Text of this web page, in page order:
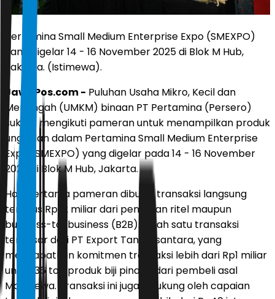
Pertamina Small Medium Enterprise Expo (SMEXPO)
yang digelar 14 - 16 November 2025 di Blok M Hub,
Jakarta. (Istimewa).
JawaPos.com - Puluhan Usaha Mikro, Kecil dan
Menengah (UMKM) binaan PT Pertamina (Persero)
sukses mengikuti pameran untuk menampilkan produk
unggulan dalam Pertamina Small Medium Enterprise
Expo (SMEXPO) yang digelar pada 14 - 16 November
2025 di Blok M Hub, Jakarta.
Hari pertama pameran dibuka, transaksi langsung
tembus Rp1,2 miliar dari penjualan ritel maupun
business-to-business (B2B). Salah satu transaksi
terbesar dari PT Export Tani Nusantara, yang
mendapatkan komitmen transaksi lebih dari Rp1 miliar
untuk 36 ton produk biji pinang dari pembeli asal
Maladewa. Transaksi ini juga didukung oleh capaian